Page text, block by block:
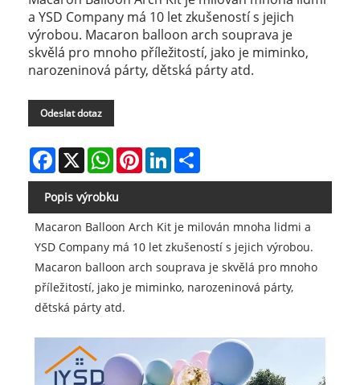
a YSD Company má 10 let zkušeností s jejich
výrobou. Macaron balloon arch souprava je
skvělá pro mnoho příležitostí, jako je miminko,
narozeninová párty, dětská párty atd.
Odeslat dotaz
Facebook
X WhatsAppPinterestLinkedIn
Popis výrobku
Macaron Balloon Arch Kit je milován mnoha lidmi a
YSD Company má 10 let zkušeností s jejich výrobou.
Macaron balloon arch souprava je skvělá pro mnoho
příležitostí, jako je miminko, narozeninová párty,
dětská párty atd.